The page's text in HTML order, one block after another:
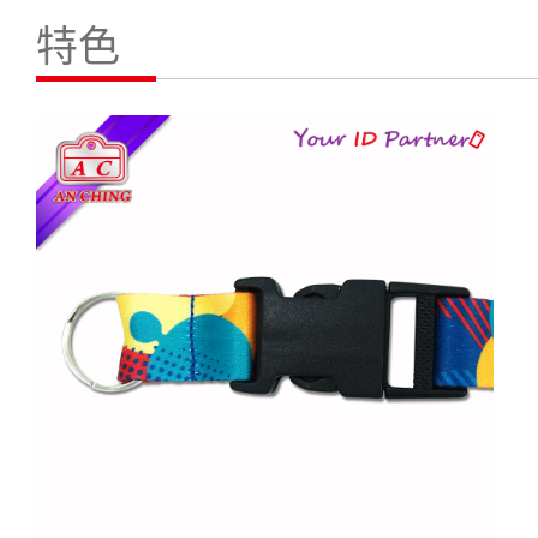
特色
繁體中文
English